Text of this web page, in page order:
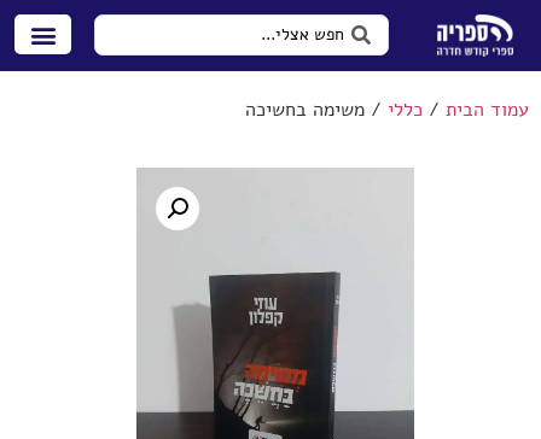
עמוד הבית / כללי / משימה בחשיכה